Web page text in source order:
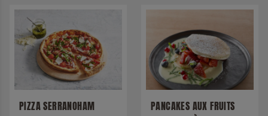
PIZZA SERRANOHAM
PANCAKES AUX FRUITS